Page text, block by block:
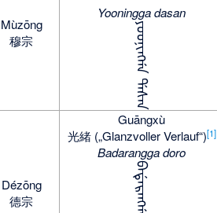
Mùzōng
穆宗
Yooningga dasan
ᠶᠣᠣᠨᡳᠩᡤᠠ ᡩᠠᠰᠠᠨ
Dézōng
德宗
Guāngxù
光緒 („Glanzvoller Verlauf“)[1]
Badarangga doro